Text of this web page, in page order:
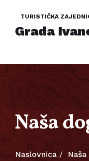
TURISTIČKA
Grada
Naša
Naslovnica